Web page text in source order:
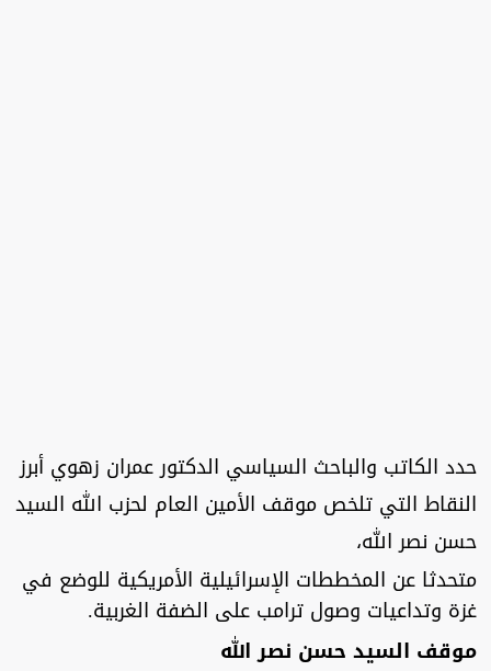
حدد الكاتب والباحث السياسي الدكتور عمران زهوي أبرز
النقاط التي تلخص موقف الأمين العام لحزب الله السيد
حسن نصر الله،
متحدثا عن المخططات الإسرائيلية الأمريكية للوضع في
غزة وتداعيات وصول ترامب على الضفة الغربية.
موقف السيد حسن نصر الله